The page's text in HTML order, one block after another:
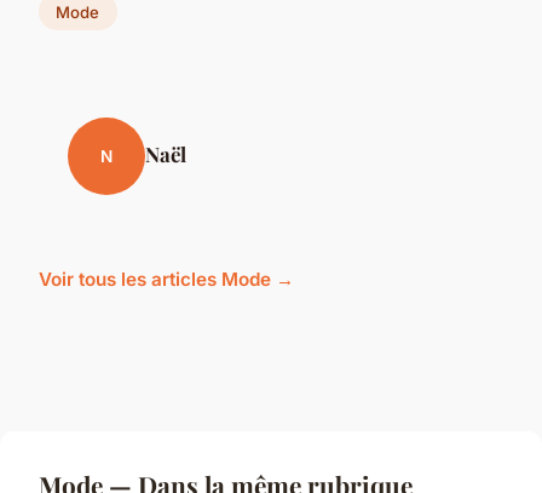
Mode
N Naël
Voir tous les articles Mode →
Mode — Dans la même rubrique